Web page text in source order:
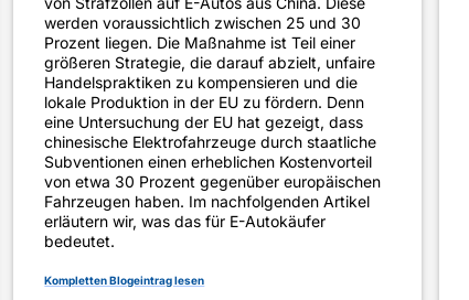
werden voraussichtlich zwischen 25 und 30
Prozent liegen. Die Maßnahme ist Teil einer
größeren Strategie, die darauf abzielt, unfaire
Handelspraktiken zu kompensieren und die
lokale Produktion in der EU zu fördern. Denn
eine Untersuchung der EU hat gezeigt, dass
chinesische Elektrofahrzeuge durch staatliche
Subventionen einen erheblichen Kostenvorteil
von etwa 30 Prozent gegenüber europäischen
Fahrzeugen haben​. Im nachfolgenden Artikel
erläutern wir, was das für E-Autokäufer
bedeutet.
Kompletten Blogeintrag lesen